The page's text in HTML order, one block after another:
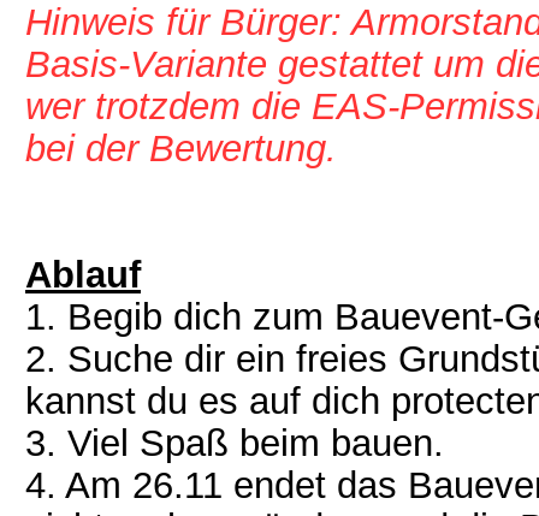
Hinweis für Bürger:
Basis-Variante gestattet um
wer trotzdem die EAS-
bei der Bewertung.
Ablauf
1. Begib dich zum Bauevent-
2. Suche dir ein freies
kannst du es auf dich
3. Viel Spaß beim bauen.
4. Am 26.11 endet das